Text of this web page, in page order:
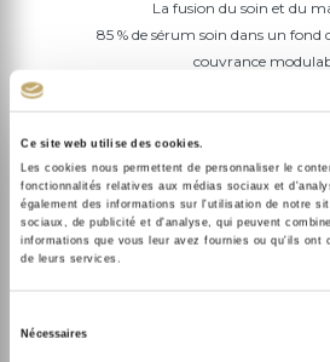
Ce site web utilise des cookies.
Les cookies nous permettent de personnaliser le
fonctionnalités relatives aux médias sociaux et
également des informations sur l'utilisation de notre
sociaux, de publicité et d'analyse, qui peuvent
informations que vous leur avez fournies ou qu'ils ont
de leurs services.
Nécessaires
La fusion du soin et du
85 % de sérum soin dans un fond
couvrance
Le teint est unifié, lissé et
+29% d’éclat | +23% de